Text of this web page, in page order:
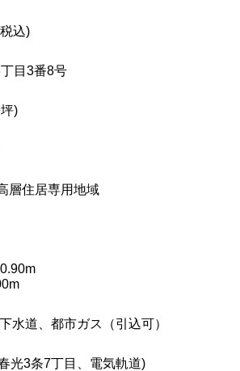
込)
目3番8号
)
層住居専用地域
水道、都市ガス（引込可）
光3条7丁目、電気軌道)